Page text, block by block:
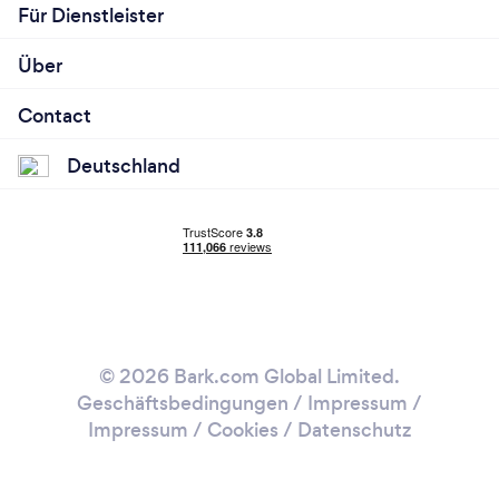
Für Dienstleister
Über
Contact
Deutschland
© 2026 Bark.com Global Limited.
Geschäftsbedingungen / Impressum /
Impressum / Cookies / Datenschutz